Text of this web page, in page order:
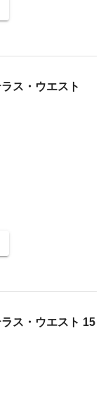
ラス・ウエスト
ス・ウエスト 15